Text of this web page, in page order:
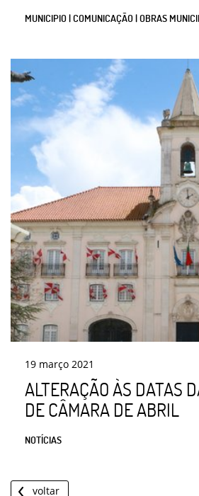
MUNICIPIO | COMUNICAÇÃO | OBRAS
19 março 2021
ALTERAÇÃO ÀS DATAS
DE CÂMARA DE ABRIL
NOTÍCIAS
voltar